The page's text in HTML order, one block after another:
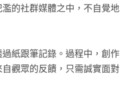
的社群媒體之中，不自覺地
紙跟筆記錄。過程中，創作
觀眾的反饋，只需誠實面對